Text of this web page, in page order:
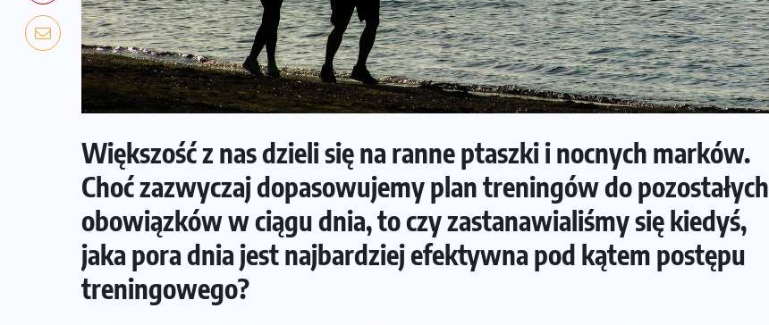
Większość z nas dzieli się na ranne ptaszki i nocnych marków.
Choć zazwyczaj dopasowujemy plan treningów do pozostałych
obowiązków w ciągu dnia, to czy zastanawialiśmy się kiedyś,
jaka pora dnia jest najbardziej efektywna pod kątem postępu
treningowego?